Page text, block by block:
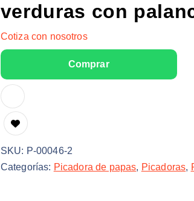
verduras con
Cotiza con nosotros
SKU: P-00046-2
Categorías: Picadora de papas, Picadoras,